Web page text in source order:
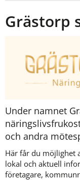
Grästorp
Under namnet
och andra
Här får du möjlighet
lokal och aktuell
företagare,